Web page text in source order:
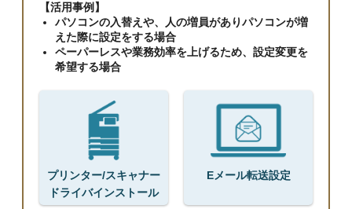
【活用事例】
パソコンの入替えや、人の増員がありパソコンが増
えた際に設定をする場合
ペーパーレスや業務効率を上げるため、設定変更を
希望する場合
プリンター/スキャナー
ドライバインストール
Eメール転送設定